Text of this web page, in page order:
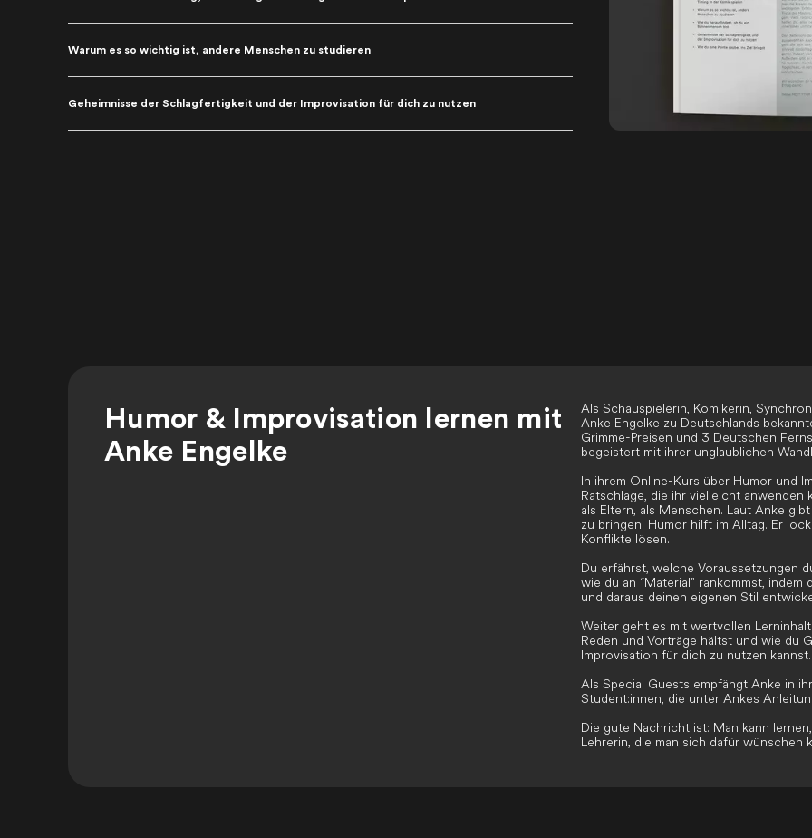
Warum es so wichtig ist, andere Menschen zu studieren
Geheimnisse der Schlagfertigkeit und der Improvisation für dich zu nutzen
Humor & Improvisation lernen mit
Anke Engelke
Als Schauspielerin, Komikerin,
Anke Engelke zu Deutschlands
Grimme-Preisen und 3 Deutschen
begeistert mit ihrer unglaublichen
In ihrem Online-Kurs über Humor und
Ratschläge, die ihr vielleicht anwenden
als Eltern, als Menschen. Laut Anke
zu bringen. Humor hilft im Alltag. Er
Konflikte lösen.
Du erfährst, welche Voraussetzungen
wie du an “Material” rankommst,
und daraus deinen eigenen Stil
Weiter geht es mit wertvollen
Reden und Vorträge hältst und wie du
Improvisation für dich zu nutzen kannst.
Als Special Guests empfängt Anke in
Student:innen, die unter Ankes
Die gute Nachricht ist: Man kann
Lehrerin, die man sich dafür wünschen